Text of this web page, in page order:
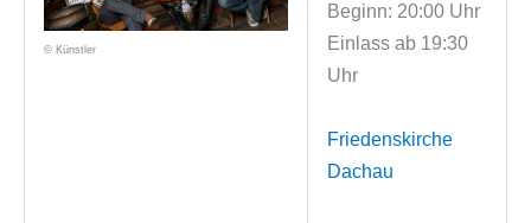
© Künstler
Beginn: 20:00 Uhr
Einlass ab 19:30
Uhr
Friedenskirche
Dachau